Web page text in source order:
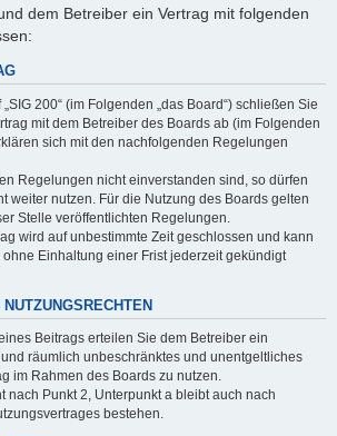
dem Betreiber ein Vertrag mit folgenden
200“ (im Folgenden „das Board“) schließen Sie
mit dem Betreiber des Boards ab (im Folgenden
sich mit den nachfolgenden Regelungen
Regelungen nicht einverstanden sind, so dürfen
weiter nutzen. Für die Nutzung des Boards gelten
Stelle veröffentlichten Regelungen.
wird auf unbestimmte Zeit geschlossen und kann
Einhaltung einer Frist jederzeit gekündigt
Beitrags erteilen Sie dem Betreiber ein
räumlich unbeschränktes und unentgeltliches
im Rahmen des Boards zu nutzen.
nach Punkt 2, Unterpunkt a bleibt auch nach
bestehen.